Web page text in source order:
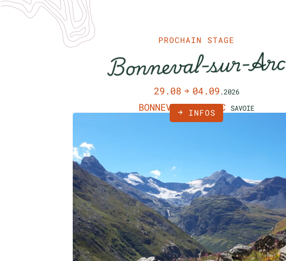
PROCHAIN STAGE
Bonneval-sur-Arc
29.08 04.09 .2026
BONNEVAL-SUR-ARC SAVOIE
INFOS